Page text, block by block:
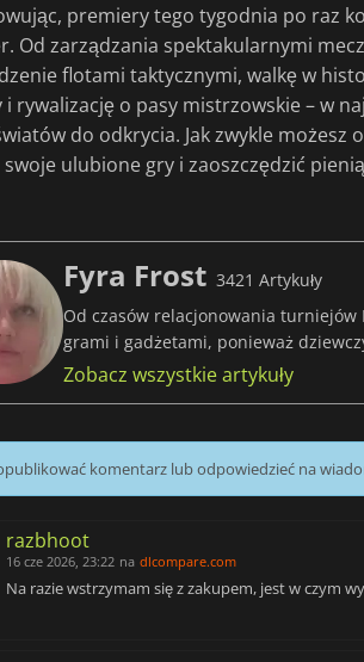
premiery tego tygodnia po raz
Od zarządzania spektakularnymi
flotami taktycznymi, walkę w
i rywalizację o pasy mistrzowskie – w
do odkrycia. Jak zwykle
ulubione gry i zaoszczędzić
Fyra Frost 3421 Artykuły
Od czasów relacjonowania
grami i gadżetami, ponieważ
Zobacz wszystkie artykuły
komentarz lub odpowiedzieć na
razbhoot
16 cze 2026, 23:22 na dlcompare.com
Na razie wstrzymam się z zakupem, jest w czym